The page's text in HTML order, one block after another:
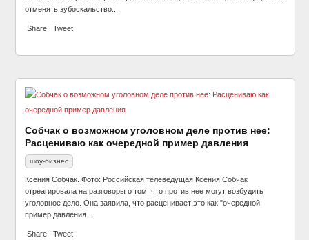
отменять зубоскальство...
Share Tweet
Собчак о возможном уголовном деле против нее:
Расцениваю как очередной пример давления
шоу-бизнес
Ксения Собчак. Фото: Российская телеведущая Ксения Собчак
отреагировала на разговоры о том, что против нее могут возбудить
уголовное дело. Она заявила, что расценивает это как "очередной
пример давления...
Share Tweet